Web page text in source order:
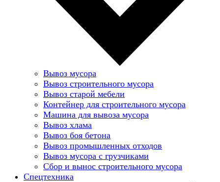
Вывоз мусора
Вывоз строительного мусора
Вывоз старой мебели
Контейнер для строительного мусора
Машина для вывоза мусора
Вывоз хлама
Вывоз боя бетона
Вывоз промышленных отходов
Вывоз мусора с грузчиками
Сбор и вынос строительного мусора
Спецтехника